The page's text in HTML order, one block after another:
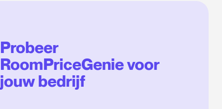
Probeer
RoomPriceGenie voor
jouw bedrijf